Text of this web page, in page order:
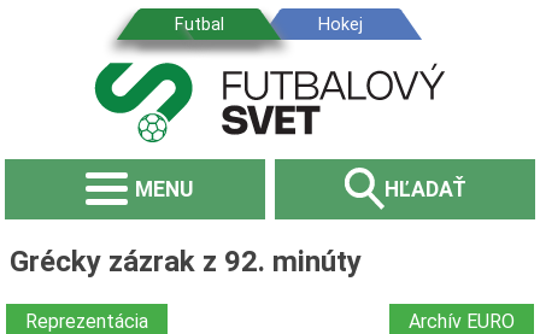
MENU HĽADAŤ
Grécky zázrak z 92. minúty
Reprezentácia Archív EURO